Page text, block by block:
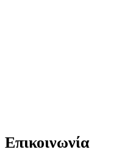
Επικοινωνία